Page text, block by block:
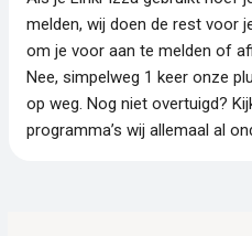
melden, wij doen de rest voor
om je voor aan te melden of
Nee, simpelweg 1 keer onze
op weg. Nog niet overtuigd?
programma’s wij allemaal al